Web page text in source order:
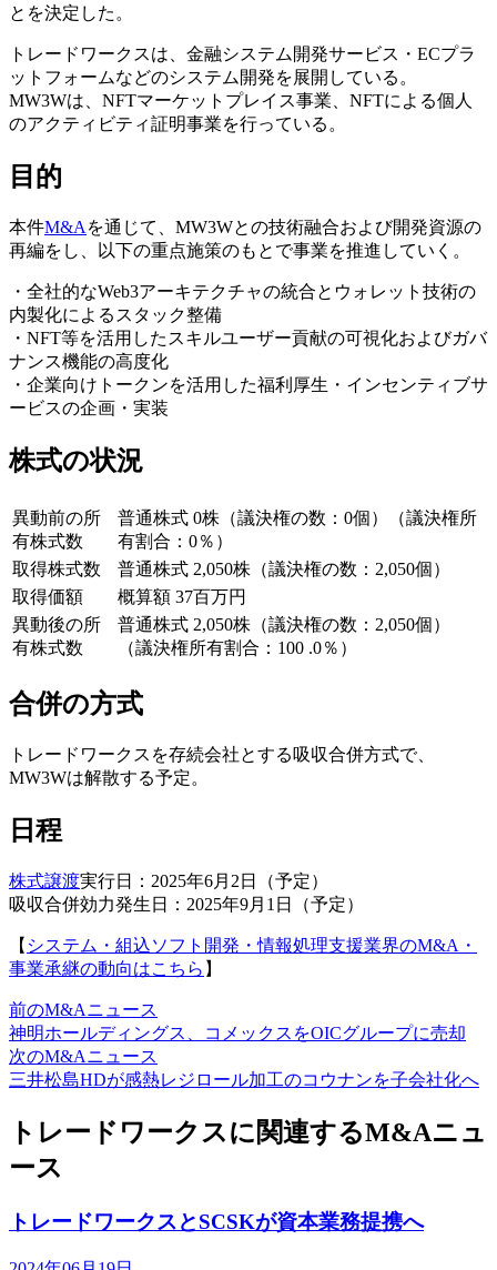
とを決定した。
トレードワークスは、金融システム開発サービス・ECプラ
ットフォームなどのシステム開発を展開している。
MW3Wは、NFTマーケットプレイス事業、NFTによる個人
のアクティビティ証明事業を行っている。
目的
本件M&A を通じて、MW3Wとの技術融合および開発資源の
再編をし、以下の重点施策のもとで事業を推進していく。
・全社的なWeb3アーキテクチャの統合とウォレット技術の
内製化によるスタック整備
・NFT等を活用したスキルユーザー貢献の可視化およびガバ
ナンス機能の高度化
・企業向けトークンを活用した福利厚生・インセンティブサ
ービスの企画・実装
株式の状況
異動前の所
有株式数
普通株式 0株（議決権の数：0個）（議決権所
有割合：0％）
取得株式数
普通株式 2,050株（議決権の数：2,050個）
取得価額
概算額 37百万円
異動後の所
有株式数
普通株式 2,050株（議決権の数：2,050個）
（議決権所有割合：100 .0％）
合併の方式
トレードワークスを存続会社とする吸収合併方式で、
MW3Wは解散する予定。
日程
株式譲渡実行日：2025年6月2日（予定）
吸収合併効力発生日：2025年9月1日（予定）
【 システム・組込ソフト開発・情報処理支援業界のM&A・
事業承継の動向はこちら 】
前のM&Aニュース
神明ホールディングス、コメックスをOICグループに売却
次のM&Aニュース
三井松島HDが感熱レジロール加工のコウナンを子会社化へ
トレードワークスに関連するM&Aニュ
ース
トレードワークスとSCSKが資本業務提携へ